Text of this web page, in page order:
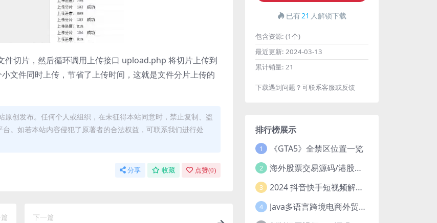
件切片，然后循环调用上传接口 upload.php 将切片上传到
文件同时上传，节省了上传时间，这就是文件分片上传的
创发布。任何个人或组织，在未征得本站同意时，禁止复制、盗
。如若本站内容侵犯了原著者的合法权益，可联系我们进行处
分享 收藏 点赞(0)
篇 下一篇
已有21 人解锁下载
包含资源: (1个)
最近更新: 2024-03-13
累计销量: 21
下载遇到问题？可联系客服或反馈
排行榜展示
1 《GTA5》全禁区位置一览
2 海外股票交易源码/港股泰股/美股源码/印度股源码/马拉西亚股票源码/国际股票配资
3 2024 抖音快手短视频解析去水印php源码
4 Java多语言跨境电商外贸商城TikToKshop内嵌商城I商家入驻I一键铺